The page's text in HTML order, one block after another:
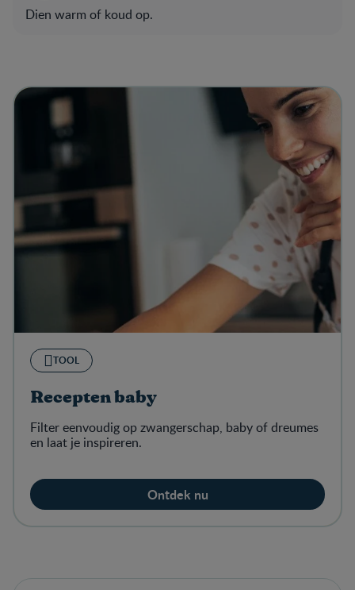
Dien warm of koud op.
TOOL
Recepten baby
Filter eenvoudig op zwangerschap, baby of dreumes
en laat je inspireren.
Ontdek nu